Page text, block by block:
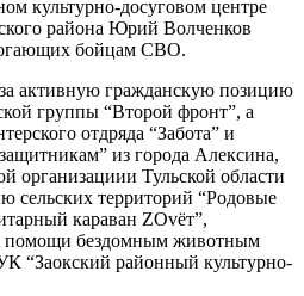
культурно-досуговом центре
района Юрий Волченков
бойцам СВО.
активную гражданскую позицию
группы “Второй фронт”, а
отдряда “Забота” и
из города Алексина,
организациии Тульской области
сельских территорий “Родовые
караван ZOvёт”,
помощи бездомным животным
“Заокский районный культурно-